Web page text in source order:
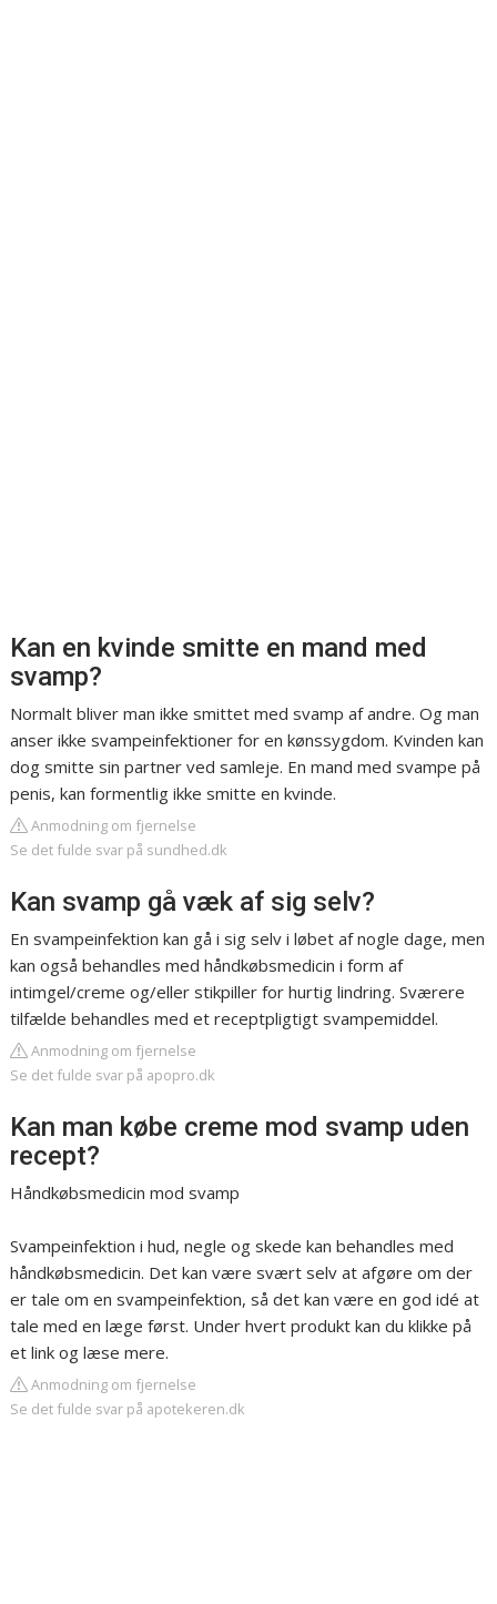
Kan en kvinde smitte en mand med
svamp?
Normalt bliver man ikke smittet med svamp af andre. Og man
anser ikke svampeinfektioner for en kønssygdom. Kvinden kan
dog smitte sin partner ved samleje. En mand med svampe på
penis, kan formentlig ikke smitte en kvinde.
Anmodning om fjernelse
Se det fulde svar på sundhed.dk
Kan svamp gå væk af sig selv?
En svampeinfektion kan gå i sig selv i løbet af nogle dage, men
kan også behandles med håndkøbsmedicin i form af
intimgel/creme og/eller stikpiller for hurtig lindring. Sværere
tilfælde behandles med et receptpligtigt svampemiddel.
Anmodning om fjernelse
Se det fulde svar på apopro.dk
Kan man købe creme mod svamp uden
recept?
Håndkøbsmedicin mod svamp
Svampeinfektion i hud, negle og skede kan behandles med
håndkøbsmedicin. Det kan være svært selv at afgøre om der
er tale om en svampeinfektion, så det kan være en god idé at
tale med en læge først. Under hvert produkt kan du klikke på
et link og læse mere.
Anmodning om fjernelse
Se det fulde svar på apotekeren.dk